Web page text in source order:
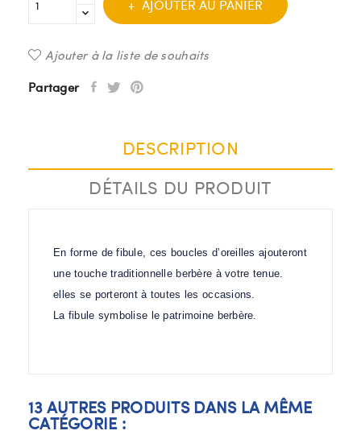
AJOUTER AU PANIER
Ajouter à la liste de souhaits
Partager
DESCRIPTION
DÉTAILS DU PRODUIT
En forme de fibule, ces boucles d’oreilles ajouteront
une touche traditionnelle berbère à votre tenue.
elles se porteront à toutes les occasions.
La fibule symbolise le patrimoine berbère.
13 AUTRES PRODUITS DANS LA MÊME
CATÉGORIE :